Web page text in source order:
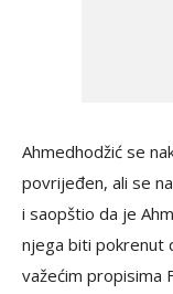
Ahmedhodžić se
povrijeđen, ali se
i saopštio da je
njega biti pokrenut
važećim propisima